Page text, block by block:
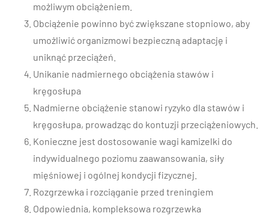
możliwym obciążeniem.
Obciążenie powinno być zwiększane stopniowo, aby
umożliwić organizmowi bezpieczną adaptację i
uniknąć przeciążeń.
Unikanie nadmiernego obciążenia stawów i
kręgosłupa
Nadmierne obciążenie stanowi ryzyko dla stawów i
kręgosłupa, prowadząc do kontuzji przeciążeniowych.
Konieczne jest dostosowanie wagi kamizelki do
indywidualnego poziomu zaawansowania, siły
mięśniowej i ogólnej kondycji fizycznej.
Rozgrzewka i rozciąganie przed treningiem
Odpowiednia, kompleksowa rozgrzewka